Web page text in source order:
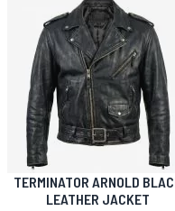
TERMINATOR ARNOLD
LEATHER JACKET